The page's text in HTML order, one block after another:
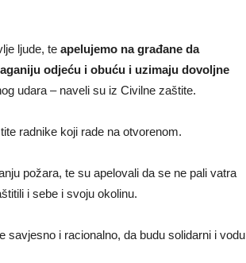
ljude, te apelujemo na građane da
odjeću i obuću i uzimaju dovoljne
udara – naveli su iz Civilne zaštite.
radnike koji rade na otvorenom.
požara, te su apelovali da se ne pali vatra
i sebe i svoju okolinu.
i racionalno, da budu solidarni i vodu